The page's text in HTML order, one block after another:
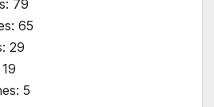
79
65
29
5